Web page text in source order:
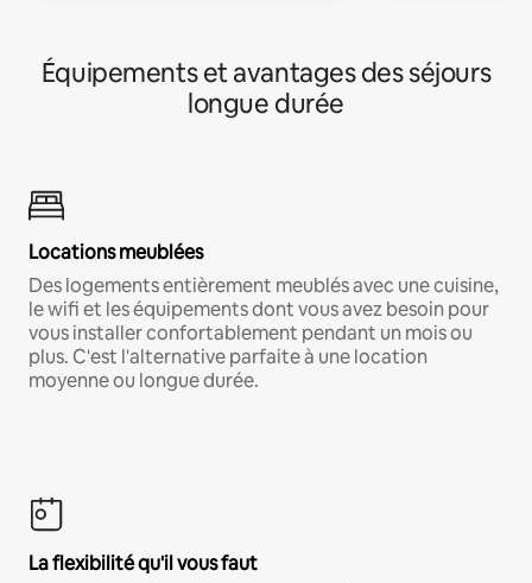
Équipements et avantages des séjours
longue durée
Locations meublées
Des logements entièrement meublés avec une cuisine,
le wifi et les équipements dont vous avez besoin pour
vous installer confortablement pendant un mois ou
plus. C'est l'alternative parfaite à une location
moyenne ou longue durée.
La flexibilité qu'il vous faut